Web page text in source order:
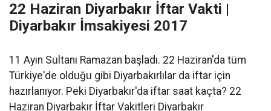
22 Haziran Diyarbakır İftar Vakti |
Diyarbakır İmsakiyesi 2017
11 Ayın Sultanı Ramazan başladı. 22 Haziran'da tüm
Türkiye'de olduğu gibi Diyarbakırlılar da iftar için
hazırlanıyor. Peki Diyarbakır'da iftar saat kaçta? 22
Haziran Diyarbakır İftar Vakitleri Diyarbakır